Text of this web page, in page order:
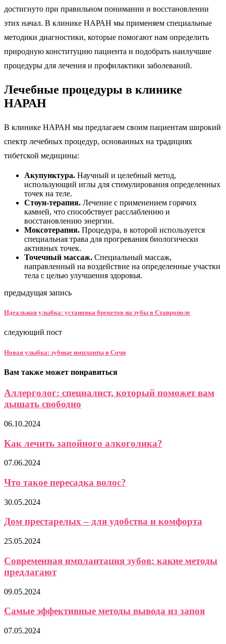
достигнуто при правильном понимании и восстановлении
этих начал. В клинике НАРАН мы применяем специальные
методики диагностики, которые помогают нам определить
природную конституцию пациента и подобрать наилучшие
процедуры для лечения и профилактики заболеваний.
Лечебные процедуры в клинике
НАРАН
В клинике НАРАН мы предлагаем своим пациентам широкий
спектр лечебных процедур, основанных на традициях
тибетской медицины:
Акупунктура. Научный и целебный метод,
использующий иглы для стимулирования определенных
точек на теле.
Стоун-терапия. Лечение с применением горячих
камней, что способствует расслаблению и
восстановлению энергии.
Моксотерапия. Процедура, в которой используется
специальная трава для прогревания биологически
активных точек.
Точечный массаж. Специальный массаж,
направленный на воздействие на определенные участки
тела с целью улучшения здоровья.
предыдущая запись
Идеальная улыбка: установка брекетов на зубы в Ставрополе
следующий пост
Новая улыбка: зубные импланты в Сочи
Вам также может понравиться
Аллерголог: специалист, который поможет вам
дышать свободно
06.10.2024
Как лечить запойного алкоголика?
07.06.2024
Что такое пересадка волос?
30.05.2024
Дом престарелых – для удобства и комфорта
25.05.2024
Современная имплантация зубов: какие методы
предлагают
09.05.2024
Самые эффективные методы вывода из запоя
07.05.2024